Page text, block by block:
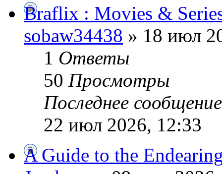
Braflix : Movies &
sobaw34438 » 18 июл
1 Ответы
50 Просмотры
Последнее
22 июл 2026, 12:33
A Guide to the